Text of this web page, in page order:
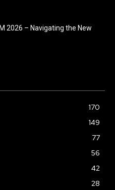
2026 – Navigating the New
170
149
77
56
42
28